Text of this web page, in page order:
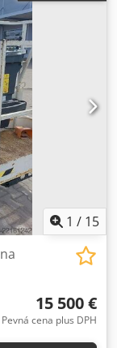
1 / 15
15 500 €
Pevná cena plus DPH